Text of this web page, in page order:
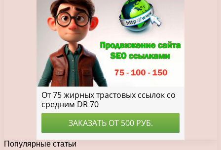
Популярные статьи